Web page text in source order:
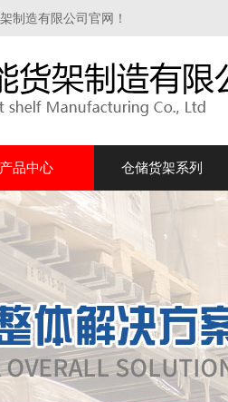
制造有限公司官网！
产品中心 仓储货架系列